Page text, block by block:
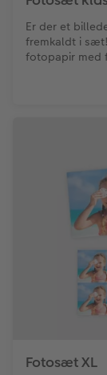
Er der et
fremkaldt i
fotopapir med
Fotosæt XL